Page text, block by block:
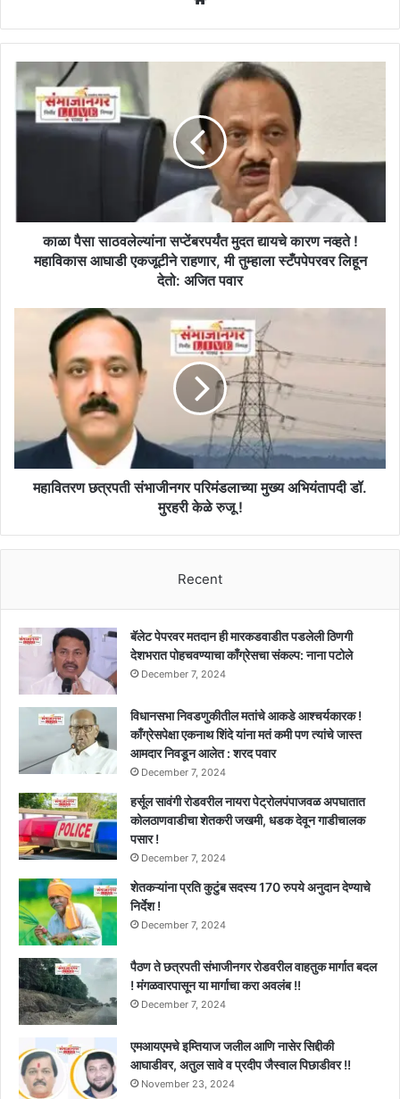
काळा
पैसा
साठवलेल्यांना
सप्टेंबरपर्यंत
!
महाविकास
आघाडी
स्टँपपेपरवर
काळा पैसा साठवलेल्यांना सप्टेंबरपर्यंत मुदत द्यायचे कारण नव्हते !
महाविकास आघाडी एकजूटीने राहणार, मी तुम्हाला स्टँपपेपरवर लिहून
देतो: अजित पवार
संभाजीनगर
परिमंडलाच्या
अभियंतापदी
मुरहरी
केळे
महावितरण छत्रपती संभाजीनगर परिमंडलाच्या मुख्य अभियंतापदी डॉ.
मुरहरी केळे रुजू !
Recent
बॅलेट पेपरवर मतदान ही मारकडवाडीत पडलेली ठिणगी
देशभरात पोहचवण्याचा काँग्रेसचा संकल्प: नाना पटोले
December 7, 2024
विधानसभा निवडणुकीतील मतांचे आकडे आश्चर्यकारक !
काँग्रेसपेक्षा एकनाथ शिंदे यांना मतं कमी पण त्यांचे जास्त
आमदार निवडून आलेत : शरद पवार
December 7, 2024
हर्सूल सावंगी रोडवरील नायरा पेट्रोलपंपाजवळ अपघातात
कोलठाणवाडीचा शेतकरी जखमी, धडक देवून गाडीचालक
पसार !
December 7, 2024
शेतकऱ्यांना प्रति कुटुंब सदस्य 170 रुपये अनुदान देण्याचे
निर्देश !
December 7, 2024
पैठण ते छत्रपती संभाजीनगर रोडवरील वाहतुक मार्गात बदल
! मंगळवारपासून या मार्गाचा करा अवलंब !!
December 7, 2024
एमआयएमचे इम्तियाज जलील आणि नासेर सिद्दीकी
आघाडीवर, अतुल सावे व प्रदीप जैस्वाल पिछाडीवर !!
November 23, 2024